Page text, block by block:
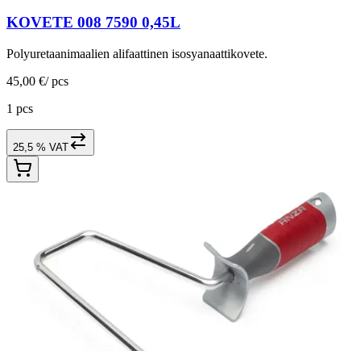
KOVETE 008 7590 0,45L
Polyuretaanimaalien alifaattinen isosyanaattikovete.
45,00 €/ pcs
1 pcs
25,5 % VAT